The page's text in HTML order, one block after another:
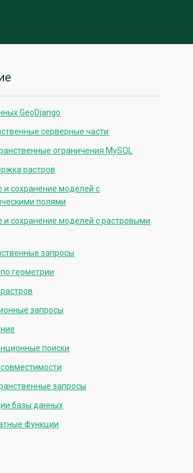
GeoDjango
серверные части
ограничения MySQL
растров
и сохранение моделей с
полями
и сохранение моделей с растровыми
запросы
геометрии
запросы
поиски
запросы
базы данных
функции